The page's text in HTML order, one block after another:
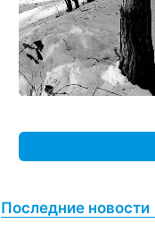
Последние новости